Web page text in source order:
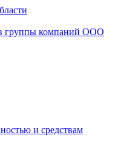
группы компаний ООО
и средствам